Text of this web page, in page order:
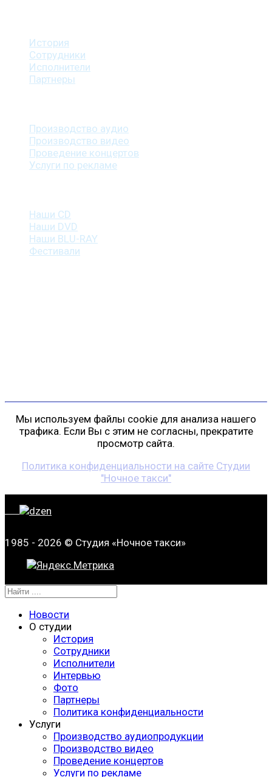
История
Сотрудники
Исполнители
Партнеры
Производство аудио
Производство видео
Проведение концертов
Услуги по рекламе
Наши CD
Наши DVD
Наши BLU-RAY
Фестивали
Мы используем файлы cookie для анализа нашего
трафика. Если Вы с этим не согласны, прекратите
просмотр сайта.
Политика конфиденциальности на сайте Студии
"Ночное такси"
1985 - 2026 © Студия «Ночное такси»
Новости
О студии
История
Сотрудники
Исполнители
Интервью
Фото
Партнеры
Политика конфиденциальности
Услуги
Производство аудиопродукции
Производство видео
Проведение концертов
Услуги по рекламе